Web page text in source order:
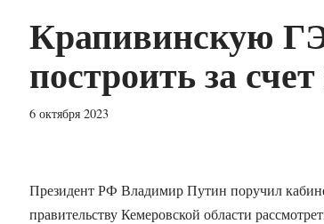
Крапивинскую
построить за
6 октября 2023
Президент РФ Владимир Путин поручил
правительству Кемеровской области